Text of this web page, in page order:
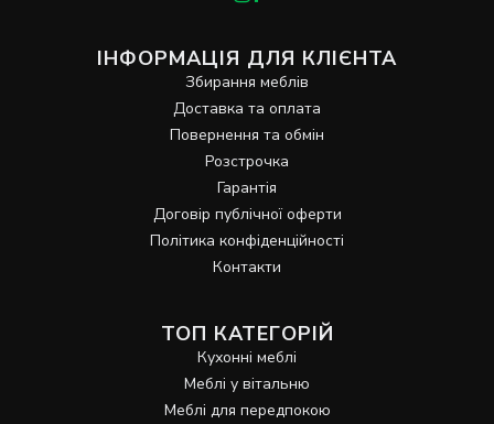
ІНФОРМАЦІЯ ДЛЯ КЛІЄНТА
Збирання меблів
Доставка та оплата
Повернення та обмін
Розстрочка
Гарантія
Договір публічної оферти
Політика конфіденційності
Контакти
ТОП КАТЕГОРІЙ
Кухонні меблі
Меблі у вітальню
Меблі для передпокою